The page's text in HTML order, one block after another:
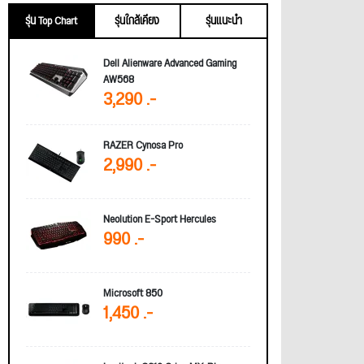
รุ่น Top Chart รุ่นใกล้เคียง
รุ่นแนะนำ
Dell Alienware Advanced Gaming
AW568
3,290 .-
RAZER Cynosa Pro
2,990 .-
Neolution E-Sport Hercules
990 .-
Microsoft 850
1,450 .-